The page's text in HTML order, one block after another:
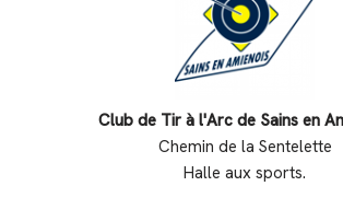
Club de Tir à l'Arc de Sains en
Chemin de la Sentelette
Halle aux sports.